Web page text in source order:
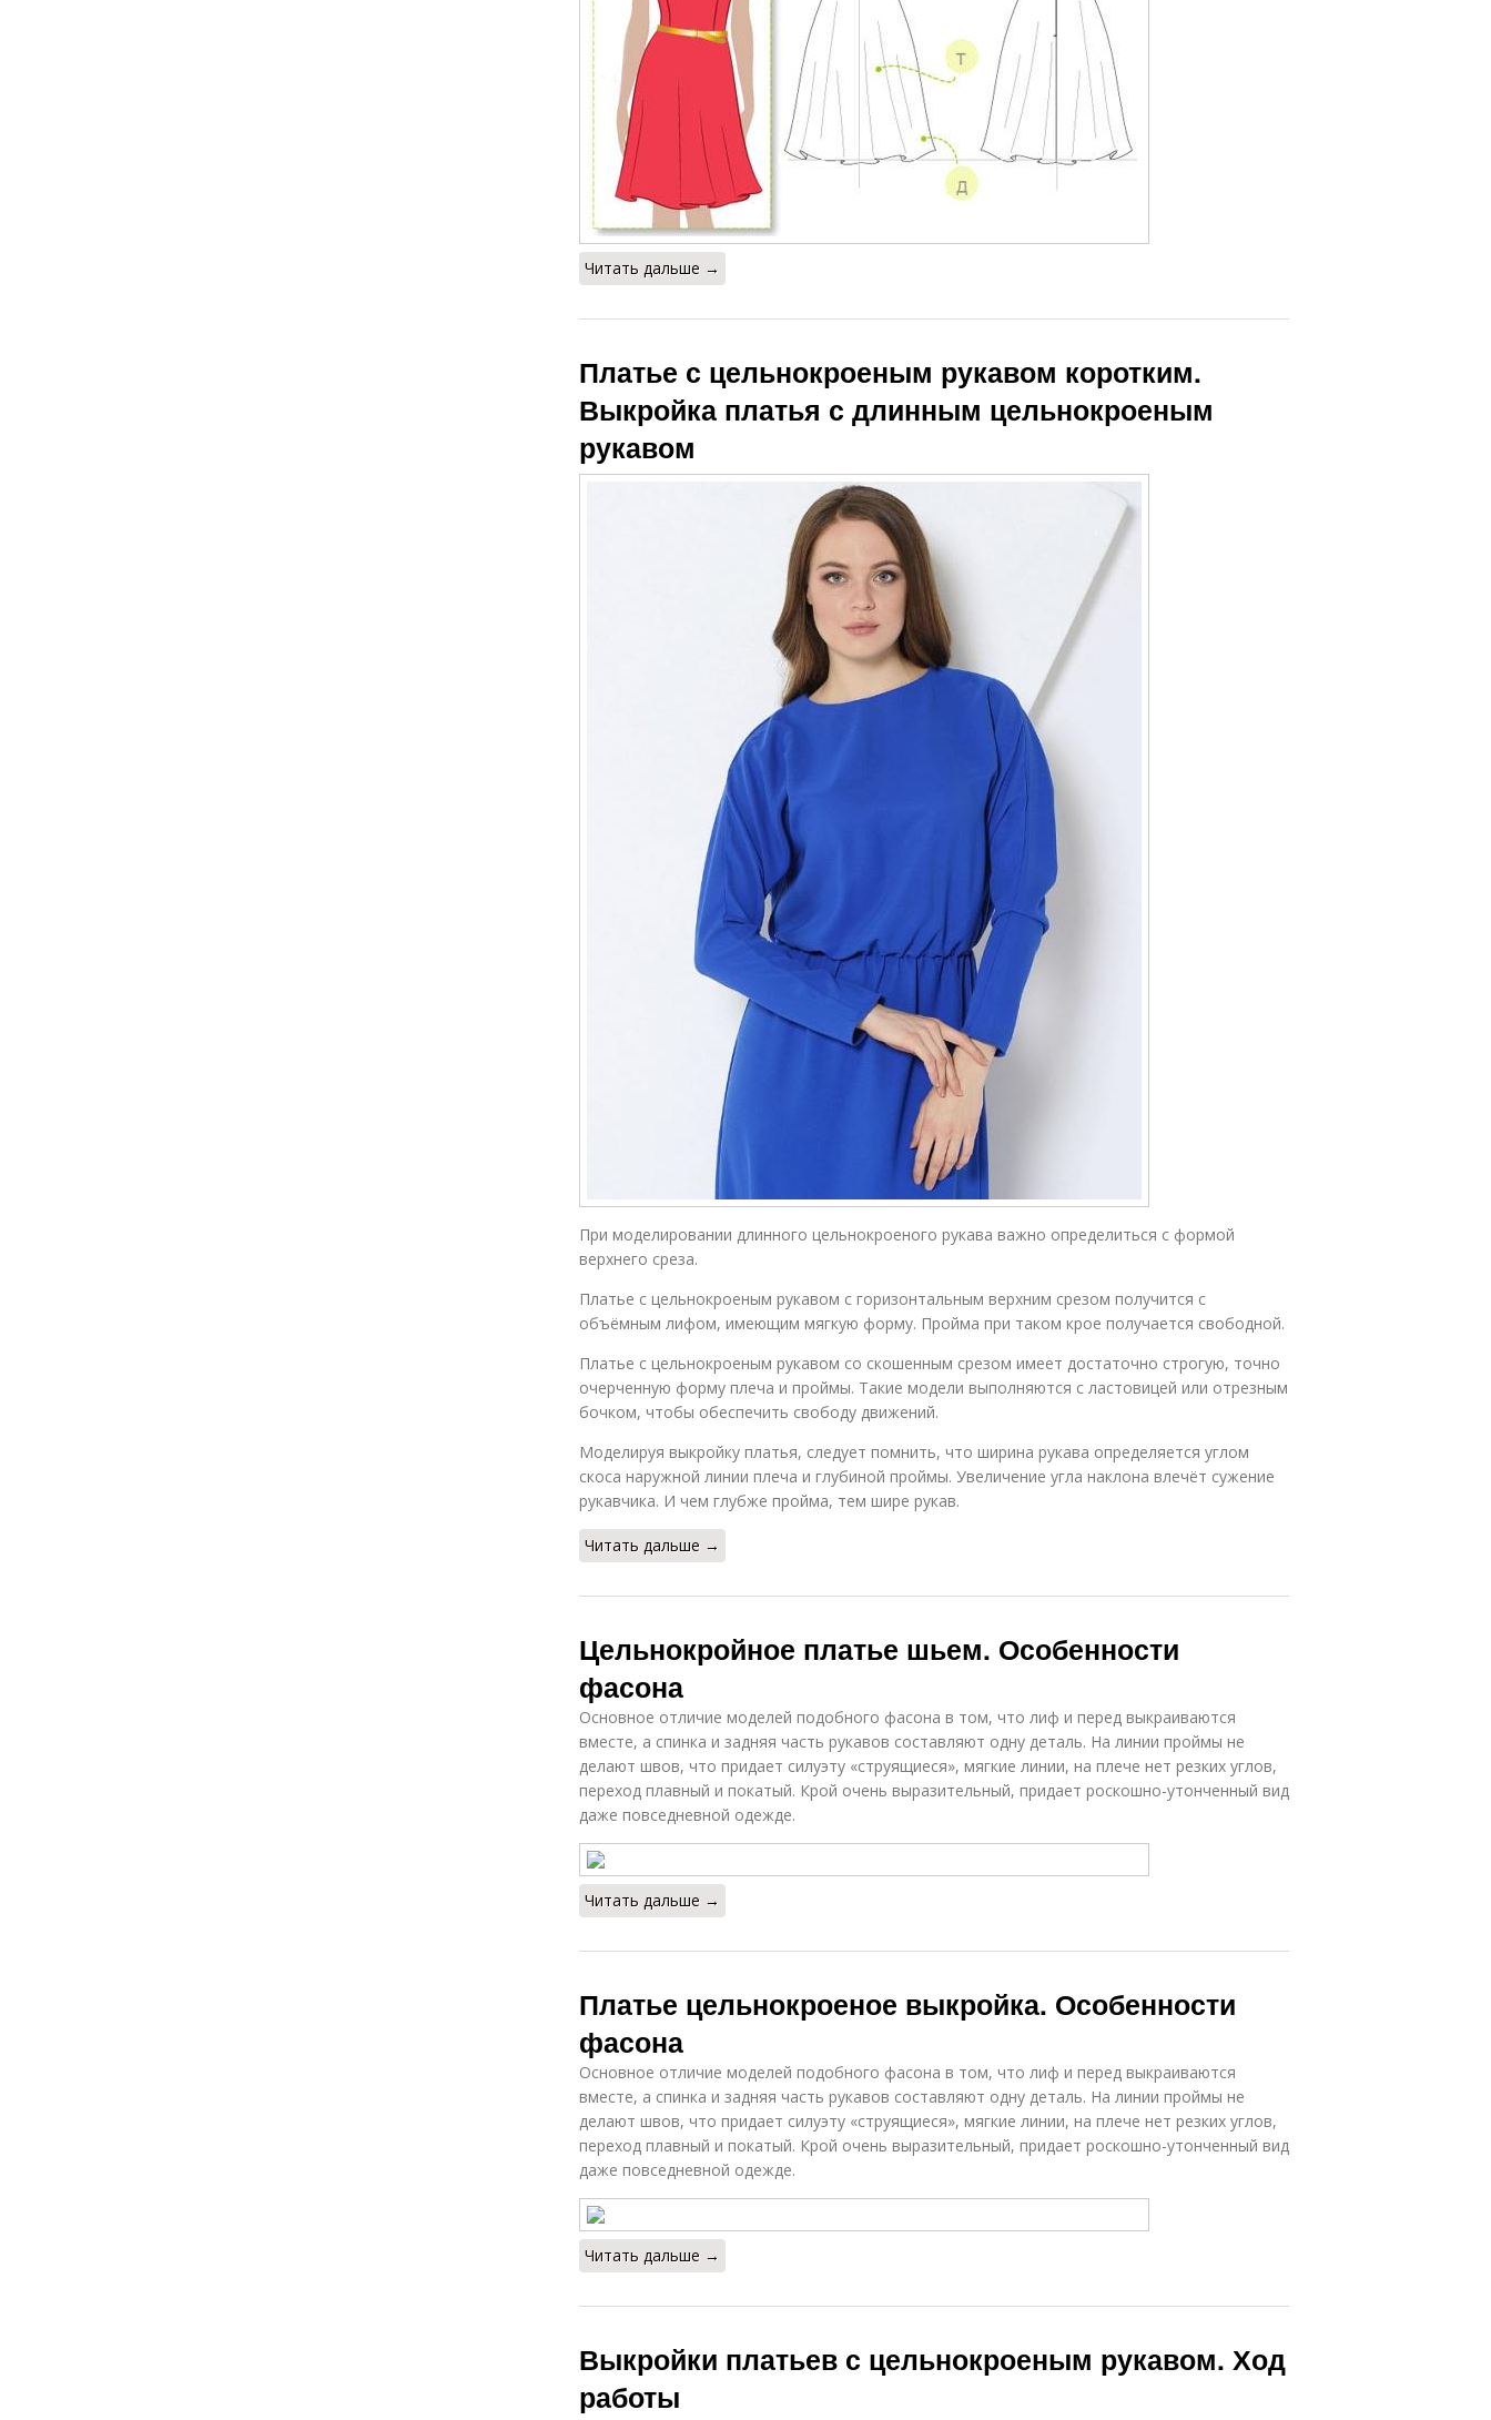
Читать дальше →
Платье с цельнокроеным рукавом коротким.
Выкройка платья с длинным цельнокроеным
рукавом
При моделировании длинного цельнокроеного рукава важно определиться с формой
верхнего среза.
Платье с цельнокроеным рукавом с горизонтальным верхним срезом получится с
объёмным лифом, имеющим мягкую форму. Пройма при таком крое получается свободной.
Платье с цельнокроеным рукавом со скошенным срезом имеет достаточно строгую, точно
очерченную форму плеча и проймы. Такие модели выполняются с ластовицей или отрезным
бочком, чтобы обеспечить свободу движений.
Моделируя выкройку платья, следует помнить, что ширина рукава определяется углом
скоса наружной линии плеча и глубиной проймы. Увеличение угла наклона влечёт сужение
рукавчика. И чем глубже пройма, тем шире рукав.
Читать дальше →
Цельнокройное платье шьем. Особенности
фасона
Основное отличие моделей подобного фасона в том, что лиф и перед выкраиваются
вместе, а спинка и задняя часть рукавов составляют одну деталь. На линии проймы не
делают швов, что придает силуэту «струящиеся», мягкие линии, на плече нет резких углов,
переход плавный и покатый. Крой очень выразительный, придает роскошно-утонченный вид
даже повседневной одежде.
Читать дальше →
Платье цельнокроеное выкройка. Особенности
фасона
Основное отличие моделей подобного фасона в том, что лиф и перед выкраиваются
вместе, а спинка и задняя часть рукавов составляют одну деталь. На линии проймы не
делают швов, что придает силуэту «струящиеся», мягкие линии, на плече нет резких углов,
переход плавный и покатый. Крой очень выразительный, придает роскошно-утонченный вид
даже повседневной одежде.
Читать дальше →
Выкройки платьев с цельнокроеным рукавом. Ход
работы